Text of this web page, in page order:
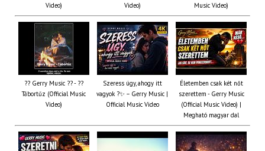
Video)
Video)
Music Video)
?? Gerry Music ?? - ??
Tábortűz (Official Music
Video)
Szeress úgy, ahogy itt
vagyok ?✨ – Gerry Music |
Official Music Video
Életemben csak két nőt
szerettem - Gerry Music
(Official Music Video) |
Megható magyar dal